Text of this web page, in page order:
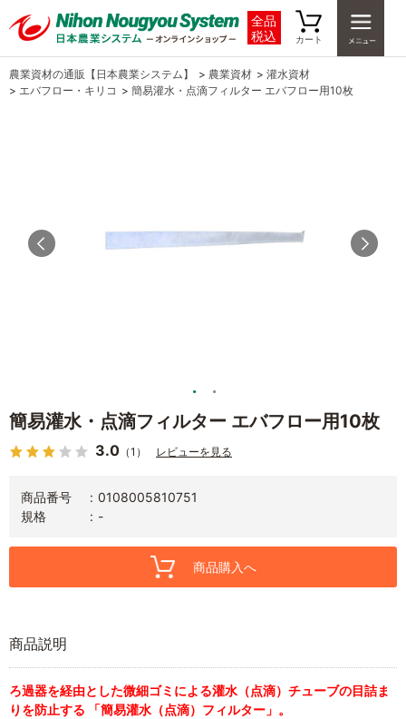
全品
税込
カート
農業資材の通販【日本農業システム】 > 農業資材 > 灌水資材
> エバフロー・キリコ > 簡易灌水・点滴フィルター エバフロー用10枚
簡易灌水・点滴フィルター エバフロー用10枚
3.0 （1） レビューを見る
商品番号
0108005810751
規格
-
商品購入へ
商品説明
ろ過器を経由とした微細ゴミによる灌水（点滴）チューブの目詰ま
りを防止する 「簡易灌水（点滴）フィルター」。